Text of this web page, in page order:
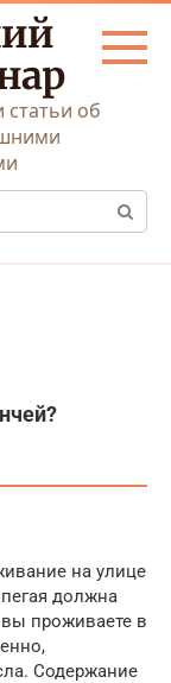
об
на улице
должна
проживаете в
Содержание